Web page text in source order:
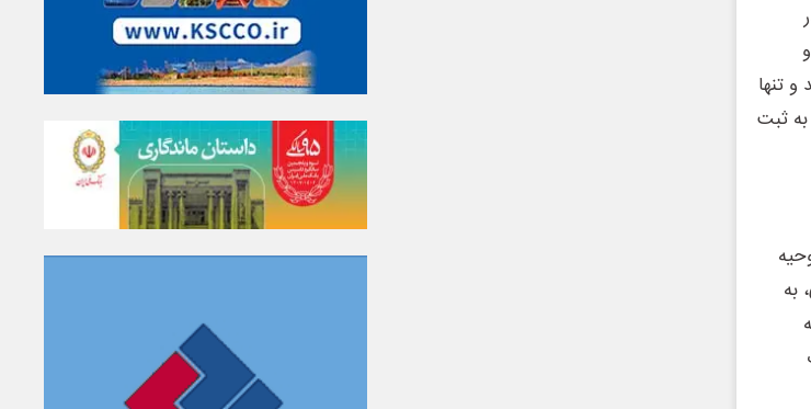
به انجام رسید و تنها
ثبت
به